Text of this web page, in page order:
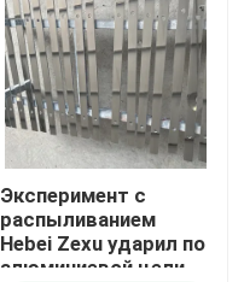
Эксперимент с
распыливанием
Hebei Zexu ударил по
алюминиевой цели.